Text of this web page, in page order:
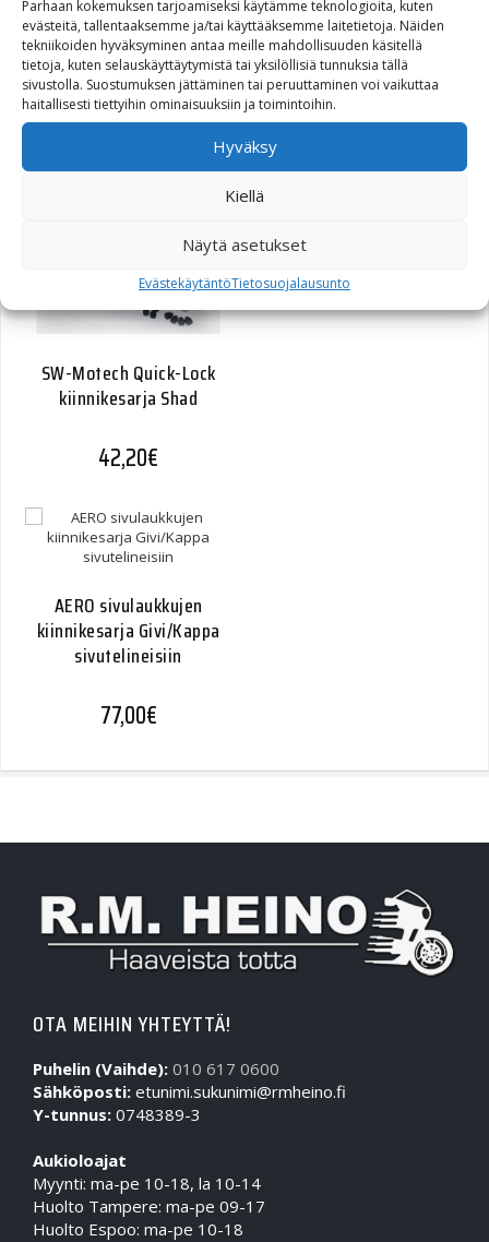
Parhaan kokemuksen tarjoamiseksi käytämme teknologioita, kuten
evästeitä, tallentaaksemme ja/tai käyttääksemme laitetietoja. Näiden
tekniikoiden hyväksyminen antaa meille mahdollisuuden käsitellä
tietoja, kuten selauskäyttäytymistä tai yksilöllisiä tunnuksia tällä
sivustolla. Suostumuksen jättäminen tai peruuttaminen voi vaikuttaa
haitallisesti tiettyihin ominaisuuksiin ja toimintoihin.
Hyväksy
Kiellä
Näytä asetukset
EvästekäytäntöTietosuojalausunto
SW-Motech Quick-Lock
kiinnikesarja Givi/Kappa
Monolock
SW-Motech Quick-Lock
kiinnikesarja Shad
42,20€
AERO sivulaukkujen
kiinnikesarja Givi/Kappa
sivutelineisiin
77,00€
OTA MEIHIN YHTEYTTÄ!
Puhelin (Vaihde): 010 617 0600
Sähköposti: etunimi.sukunimi@rmheino.fi
Y-tunnus: 0748389-3
Aukioloajat
Myynti: ma-pe 10-18, la 10-14
Huolto Tampere: ma-pe 09-17
Huolto Espoo: ma-pe 10-18